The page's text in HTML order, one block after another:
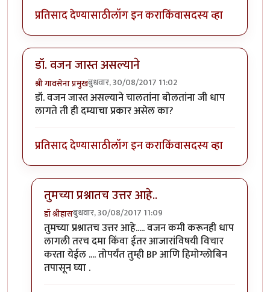
प्रतिसाद देण्यासाठीलॉग इन कराकिंवासदस्य व्हा
डॉ. वजन जास्त असल्याने
श्री गावसेना प्रमुखबुधवार, 30/08/2017 11:02
डॉ. वजन जास्त असल्याने चालतांना बोलतांना जी धाप
लागते ती ही दम्याचा प्रकार असेल का?
प्रतिसाद देण्यासाठीलॉग इन कराकिंवासदस्य व्हा
तुमच्या प्रश्नातच उत्तर आहे..
डॉ श्रीहासबुधवार, 30/08/2017 11:09
In reply toडॉ. वजन जास्त असल्यानेbyश्री गावसेना प्रमुख
तुमच्या प्रश्नातच उत्तर आहे..... वजन कमी करूनही धाप
लागली तरच दमा किंवा ईतर आजारांविषयी विचार
करता येईल .... तोपर्यंत तुम्ही BP आणि हिमोग्लोबिन
तपासून घ्या .